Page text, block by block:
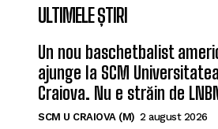
ULTIMELE ȘTIRI
Un nou baschetbalist
ajunge la SCM Universitatea
Craiova. Nu e străin de
SCM U CRAIOVA (M) 2 august 2026